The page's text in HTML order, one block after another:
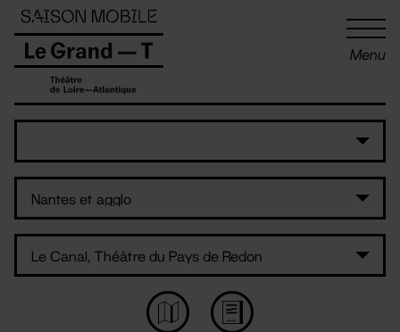
Menu
Panneau de gestion des cookies